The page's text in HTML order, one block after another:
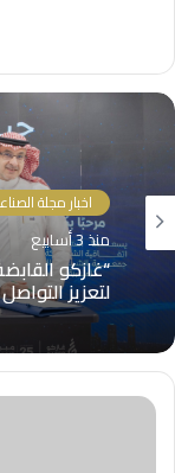
اخبار مجلة
منذ 3 أسابيع
“غازكو
لتعزيز